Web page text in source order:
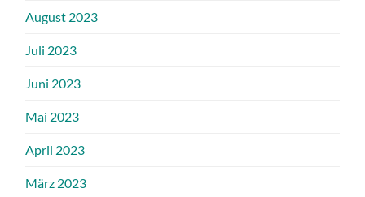
August 2023
Juli 2023
Juni 2023
Mai 2023
April 2023
März 2023